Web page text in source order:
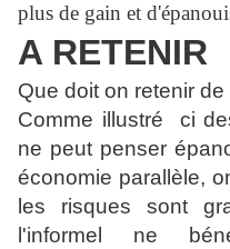
plus de gain et
A RETENIR
Que doit on retenir
Comme illustré ci
ne peut penser
économie parallèle,
les risques sont
l'informel ne